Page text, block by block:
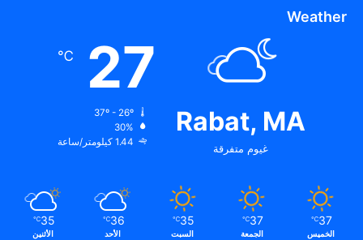
Weather
Rabat, MA
غيوم متفرقة
27
℃
30%
1.44 كيلومتر/ساعة
37
℃
الخميس
37
℃
الجمعة
35
℃
السبت
36
℃
الأحد
35
℃
الأثنين